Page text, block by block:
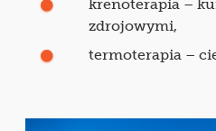
krenoterapia –
zdrojowymi,
termoterapia –